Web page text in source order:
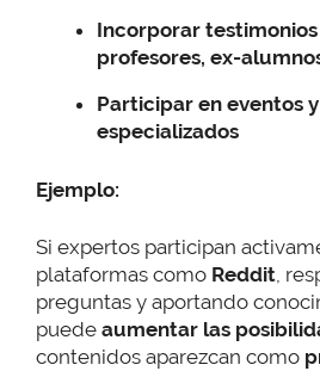
Incorporar
profesores, ex-
Participar en eventos
especializados
Ejemplo:
Si expertos participan
plataformas como Reddit,
preguntas y aportando
puede aumentar las
contenidos aparezcan como